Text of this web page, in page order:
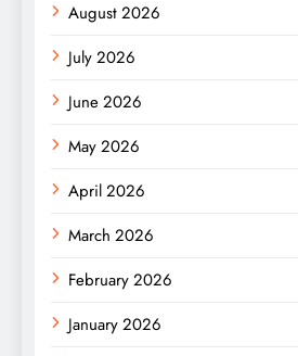
August 2026
July 2026
June 2026
May 2026
April 2026
March 2026
February 2026
January 2026